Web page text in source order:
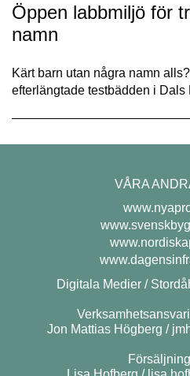
Öppen labbmiljö för
namn
Kärt barn utan några namn
efterlängtade testbädden i
VÅRA
Digitala Medier /
Jon Mattias Högberg /